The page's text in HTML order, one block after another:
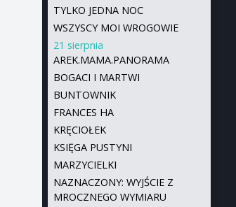
TYLKO JEDNA NOC
WSZYSCY MOI WROGOWIE
21 sierpnia
AREK.MAMA.PANORAMA
BOGACI I MARTWI
BUNTOWNIK
FRANCES HA
KRĘCIOŁEK
KSIĘGA PUSTYNI
MARZYCIELKI
NAZNACZONY: WYJŚCIE Z
MROCZNEGO WYMIARU